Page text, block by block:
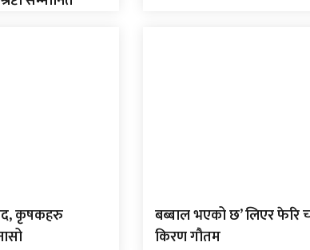
कृषकहरु
बब्बाल भएको छ’ लिएर फेरि
किरण गौतम